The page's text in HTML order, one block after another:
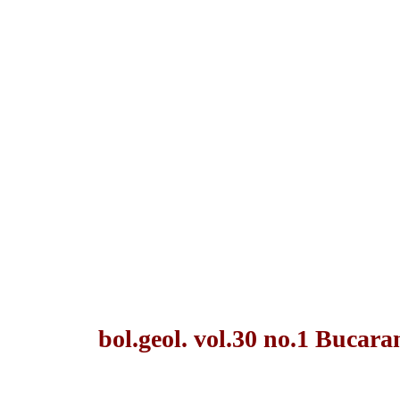
bol.geol. vol.30 no.1